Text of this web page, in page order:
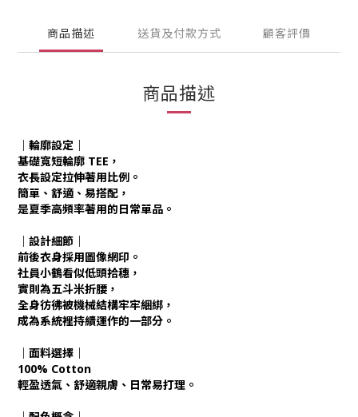
商品描述 送貨及付款方式 顧客評價
商品描述
｜輪廓設定｜
基礎寬短輪廓 TEE，
衣長設定拉伸著用比例。
簡單、舒適、易搭配，
是夏季高頻率著用的日常單品。
｜設計細節｜
前後衣身採用圖像網印。
社員小鶴看似低頭拾穗，
實則為五斗米折腰，
全身彷彿被機械結構牢牢綑綁，
成為系統裡持續運作的一部分。
｜面料選擇｜
100% Cotton
輕盈透氣、舒適親膚、日常易打理。